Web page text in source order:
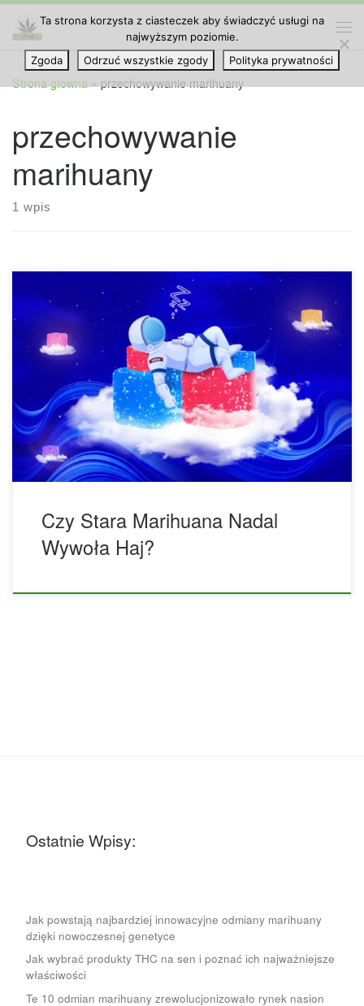
Przejdź do treści
Strona główna » przechowywanie marihuany
przechowywanie
marihuany
1 wpis
Czy stara marihuana będzie w stanie nadal wywołać haj?
Odpowiedź na to pytanie nie jest prostym tak lub nie. To
naprawdę zależy od stanu twojego zioła. Stare zioło może
wywołać haj, jeśli nadal ma wystarczającą ilość THC. Jeśli
twoje stare zioło straci wystarczającą ilość THC i innych
kannabinoidów, nie będzie w stanie wywołać odurzenia.
Jeśli jesteś w stanie utrzymać dobry […]
Czy Stara Marihuana Nadal
Wywoła Haj?
Ostatnie Wpisy:
Jak powstają najbardziej innowacyjne odmiany marihuany
dzięki nowoczesnej genetyce
Jak wybrać produkty THC na sen i poznać ich najważniejsze
właściwości
Te 10 odmian marihuany zrewolucjonizowało rynek nasion
Ta strona korzysta z ciasteczek aby świadczyć usługi na
najwyższym poziomie.
Zgoda
Odrzuć wszystkie zgody Polityka prywatności